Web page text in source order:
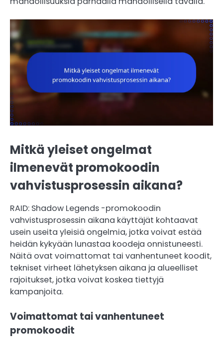
Mitkä yleiset ongelmat
ilmenevät promokoodin
vahvistusprosessin aikana?
RAID: Shadow Legends -promokoodin
vahvistusprosessin aikana käyttäjät kohtaavat
usein useita yleisiä ongelmia, jotka voivat estää
heidän kykyään lunastaa koodeja onnistuneesti.
Näitä ovat voimattomat tai vanhentuneet koodit,
tekniset virheet lähetyksen aikana ja alueelliset
rajoitukset, jotka voivat koskea tiettyjä
kampanjoita.
Voimattomat tai vanhentuneet
promokoodit